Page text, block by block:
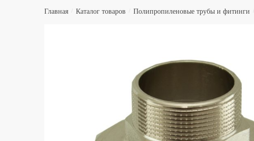
Главная Каталог товаров Полипропиленовые трубы и фитинги